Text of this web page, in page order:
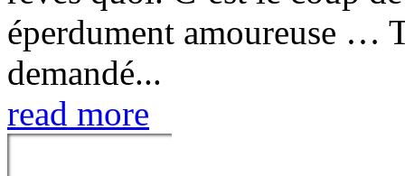
éperdument amoureuse …
demandé...
read more